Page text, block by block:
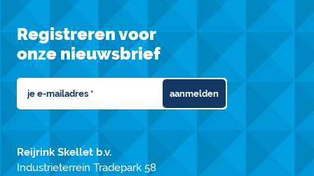
Registreren voor
onze nieuwsbrief
aanmelden
Reijrink Skellet b.v.
Industrieterrein Tradepark 58